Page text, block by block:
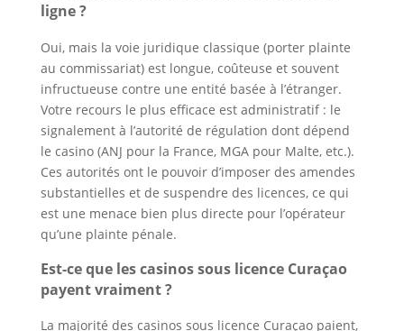
ligne ?
Oui, mais la voie juridique classique (porter plainte
au commissariat) est longue, coûteuse et souvent
infructueuse contre une entité basée à l’étranger.
Votre recours le plus efficace est administratif : le
signalement à l’autorité de régulation dont dépend
le casino (ANJ pour la France, MGA pour Malte, etc.).
Ces autorités ont le pouvoir d’imposer des amendes
substantielles et de suspendre des licences, ce qui
est une menace bien plus directe pour l’opérateur
qu’une plainte pénale.
Est-ce que les casinos sous licence Curaçao
payent vraiment ?
La majorité des casinos sous licence Curaçao paient,